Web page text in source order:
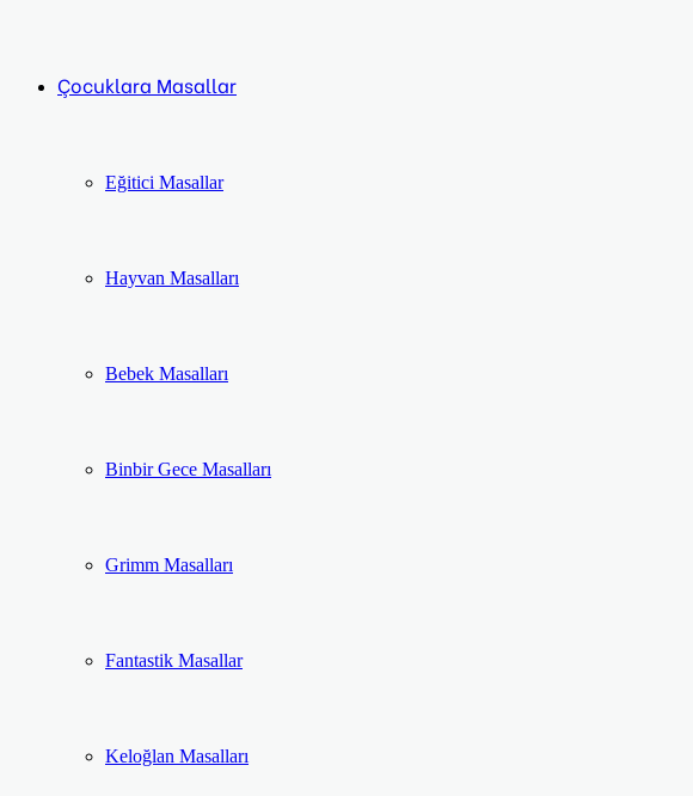
Çocuklara Masallar
Eğitici Masallar
Hayvan Masalları
Bebek Masalları
Binbir Gece Masalları
Grimm Masalları
Fantastik Masallar
Keloğlan Masalları